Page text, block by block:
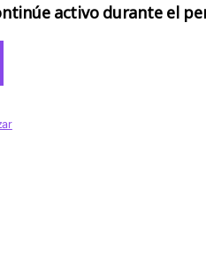
activo durante el